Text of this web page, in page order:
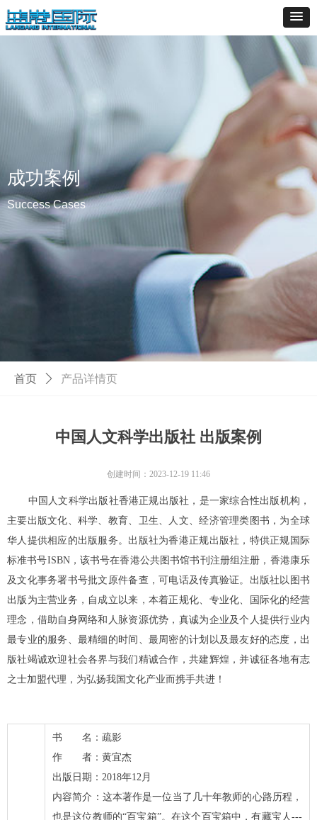
中国人文科学出版社 出版案例
中国人文科学出版社香港正规出版社，是一家综合性出版机构，
主要出版文化、科学、教育、卫生、人文、经济管理类图书，为全球
华人提供相应的出版服务。出版社为香港正规出版社，特供正规国际
标准书号ISBN，该书号在香港公共图书馆书刊注册组注册，香港康乐
及文化事务署书号批文原件备查，可电话及传真验证。出版社以图书
出版为主营业务，自成立以来，本着正规化、专业化、国际化的经营
理念，借助自身网络和人脉资源优势，真诚为企业及个人提供行业内
最专业的服务、最精细的时间、最周密的计划以及最友好的态度，出
版社竭诚欢迎社会各界与我们精诚合作，共建辉煌，并诚征各地有志
之士加盟代理，为弘扬我国文化产业而携手共进！
书 名：疏影
作 者：黄宜杰
出版日期：2018年12月
内容简介：这本著作是一位当了几十年教师的心路历程，
也是这位教师的“百宝箱”。在这个百宝箱中，有藏宝人---
成功案例
Success Cases
首页 ꄲ 产品详情页
创建时间： 2023-12-19 11:46